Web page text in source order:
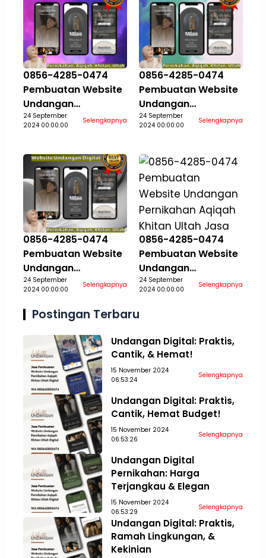
0856-4285-0474
Pembuatan Website
Undangan
Pernikahan Aqiqah
24 September
2024 00:00:00
Selengkapnya
0856-4285-0474
Pembuatan Website
Undangan
Pernikahan Aqiqah
24 September
2024 00:00:00
Selengkapnya
0856-4285-0474
Pembuatan Website
Undangan
Pernikahan Aqiqah
Aceh Tamiang
24 September
2024 00:00:00
Selengkapnya
0856-4285-0474
Pembuatan Website
Undangan
Pernikahan Aqiqah
Aceh Tengah
24 September
2024 00:00:00
Selengkapnya
Postingan Terbaru
Undangan Digital: Praktis,
Cantik, & Hemat!
15 November 2024
06:53:24
Selengkapnya
Undangan Digital: Praktis,
Cantik, Hemat Budget!
15 November 2024
06:53:26
Selengkapnya
Undangan Digital
Pernikahan: Harga
Terjangkau & Elegan
15 November 2024
06:53:29
Selengkapnya
Undangan Digital: Praktis,
Ramah Lingkungan, &
Kekinian